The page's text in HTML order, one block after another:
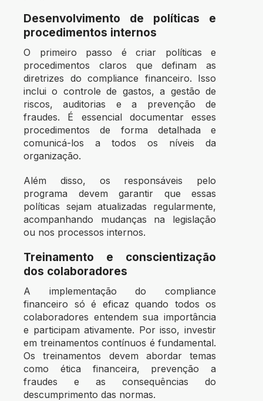
Desenvolvimento de políticas e
procedimentos internos
O primeiro passo é criar políticas e
procedimentos claros que definam as
diretrizes do compliance financeiro. Isso
inclui o controle de gastos, a gestão de
riscos, auditorias e a prevenção de
fraudes. É essencial documentar esses
procedimentos de forma detalhada e
comunicá-los a todos os níveis da
organização.
Além disso, os responsáveis pelo
programa devem garantir que essas
políticas sejam atualizadas regularmente,
acompanhando mudanças na legislação
ou nos processos internos.
Treinamento e conscientização
dos colaboradores
A implementação do compliance
financeiro só é eficaz quando todos os
colaboradores entendem sua importância
e participam ativamente. Por isso, investir
em treinamentos contínuos é fundamental.
Os treinamentos devem abordar temas
como ética financeira, prevenção a
fraudes e as consequências do
descumprimento das normas.